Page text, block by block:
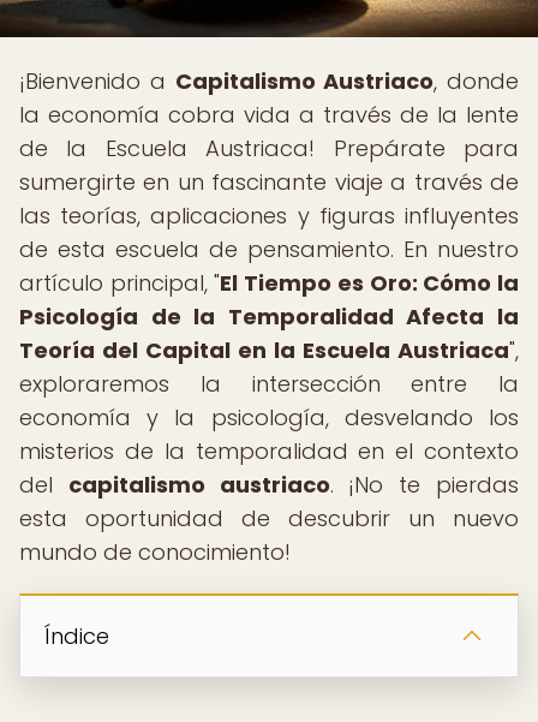
¡Bienvenido a Capitalismo Austriaco, donde
la economía cobra vida a través de la lente
de la Escuela Austriaca! Prepárate para
sumergirte en un fascinante viaje a través de
las teorías, aplicaciones y figuras influyentes
de esta escuela de pensamiento. En nuestro
artículo principal, "El Tiempo es Oro: Cómo la
Psicología de la Temporalidad Afecta la
Teoría del Capital en la Escuela Austriaca",
exploraremos la intersección entre la
economía y la psicología, desvelando los
misterios de la temporalidad en el contexto
del capitalismo austriaco. ¡No te pierdas
esta oportunidad de descubrir un nuevo
mundo de conocimiento!
Índice